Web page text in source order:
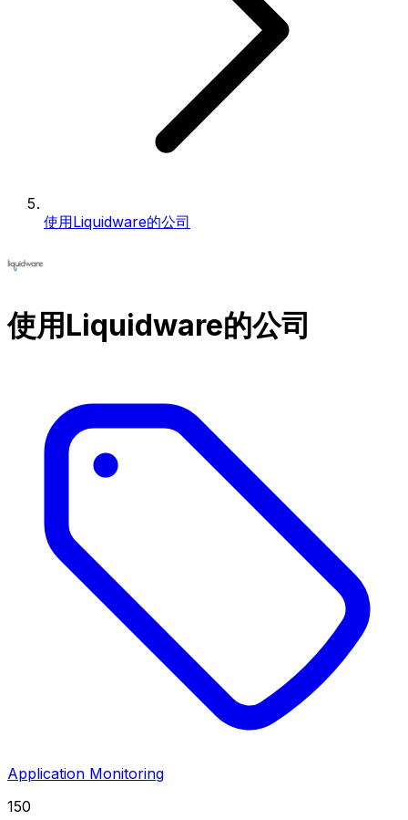
使用Liquidware的公司
使用Liquidware的公司
Application Monitoring
150